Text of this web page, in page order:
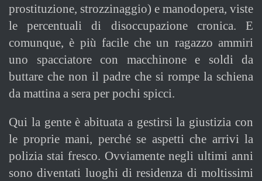
prostituzione, strozzinaggio) e manodopera, viste
le percentuali di disoccupazione cronica. E
comunque, è più facile che un ragazzo ammiri
uno spacciatore con macchinone e soldi da
buttare che non il padre che si rompe la schiena
da mattina a sera per pochi spicci.
Qui la gente è abituata a gestirsi la giustizia con
le proprie mani, perché se aspetti che arrivi la
polizia stai fresco. Ovviamente negli ultimi anni
sono diventati luoghi di residenza di moltissimi